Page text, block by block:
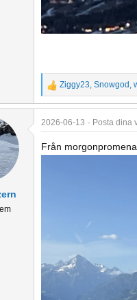
R
e
a
c
t
Ziggy23, Snowgod ,
2026-06-13 Posta dina
Från